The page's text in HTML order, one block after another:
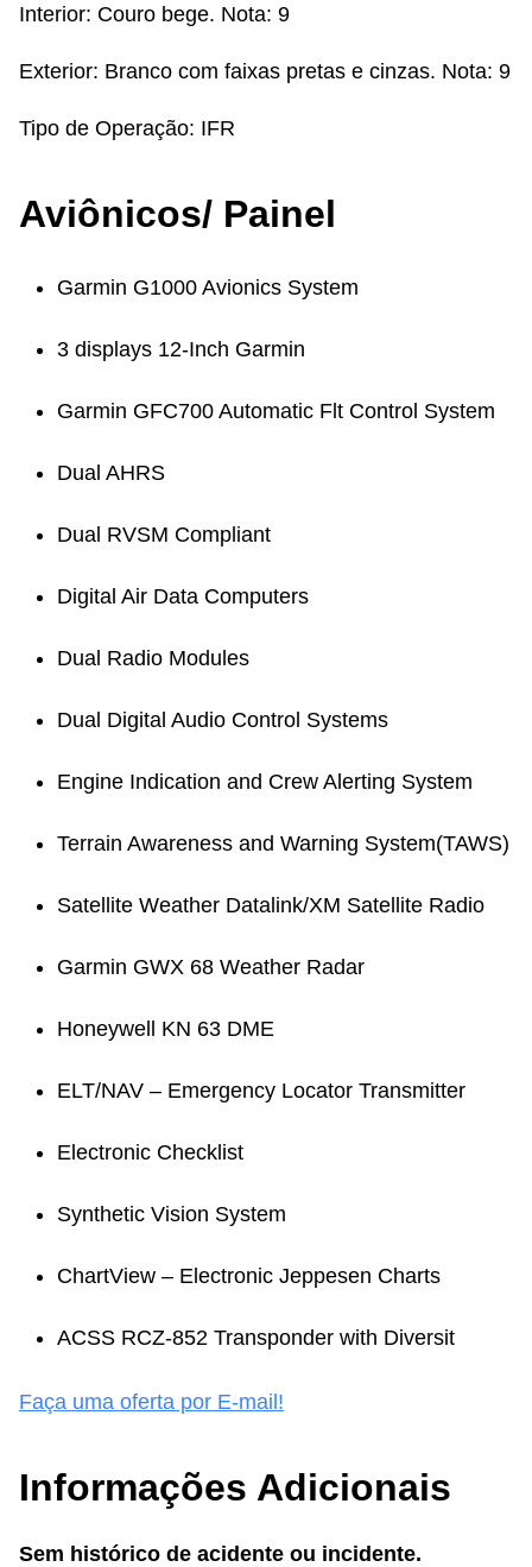
Interior: Couro bege. Nota: 9
Exterior: Branco com faixas pretas e cinzas. Nota: 9
Tipo de Operação: IFR
Aviônicos/ Painel
Garmin G1000 Avionics System
3 displays 12-Inch Garmin
Garmin GFC700 Automatic Flt Control System
Dual AHRS
Dual RVSM Compliant
Digital Air Data Computers
Dual Radio Modules
Dual Digital Audio Control Systems
Engine Indication and Crew Alerting System
Terrain Awareness and Warning System(TAWS)
Satellite Weather Datalink/XM Satellite Radio
Garmin GWX 68 Weather Radar
Honeywell KN 63 DME
ELT/NAV – Emergency Locator Transmitter
Electronic Checklist
Synthetic Vision System
ChartView – Electronic Jeppesen Charts
ACSS RCZ-852 Transponder with Diversit
Faça uma oferta por E-mail!
Informações Adicionais
Sem histórico de acidente ou incidente.